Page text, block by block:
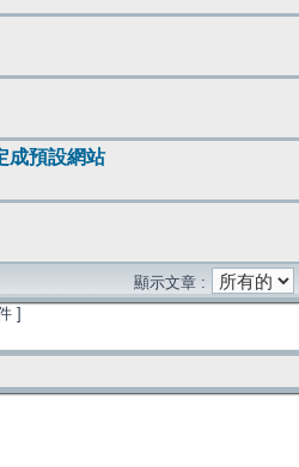
成預設網站
顯示文章 :
]